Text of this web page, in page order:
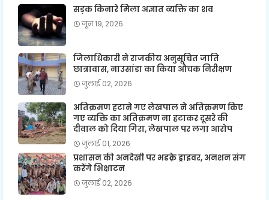
सड़क किनारे मिला अज्ञात व्यक्ति का शव
जून 19, 2026
जिलाधिकारी ने राजकीय अनुसूचित जाति
छात्रावास, नाउसांडा का किया औचक निरीक्षण
जुलाई 02, 2026
अतिक्रमण हटाने गए लेखपाल ने अतिक्रमण किए
गए व्यक्ति का अतिक्रमण ना हटाकर दूसरे की
दीवाल को दिया गिरा, लेखपाल पर लगा आरोप
जुलाई 01, 2026
प्रशासन की अनदेखी पर भडक़े ड्राइवर, अनशन संग
करेंगे भिक्षाटन
जुलाई 02, 2026